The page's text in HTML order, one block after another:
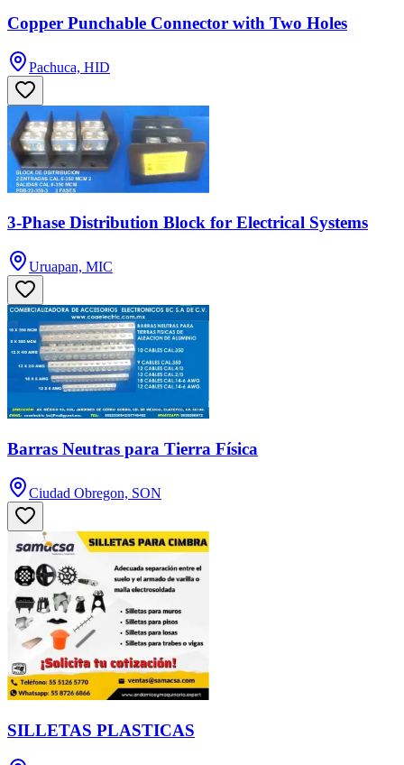
Copper Punchable Connector with Two Holes
Pachuca, HID
3-Phase Distribution Block for Electrical Systems
Uruapan, MIC
Barras Neutras para Tierra Física
Ciudad Obregon, SON
SILLETAS PLASTICAS